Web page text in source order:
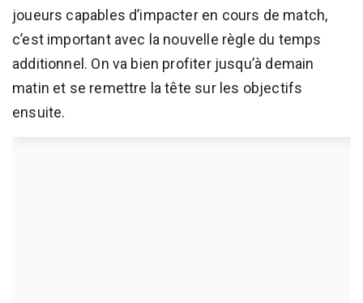
joueurs capables d’impacter en cours de match,
c’est important avec la nouvelle règle du temps
additionnel. On va bien profiter jusqu’à demain
matin et se remettre la tête sur les objectifs
ensuite.